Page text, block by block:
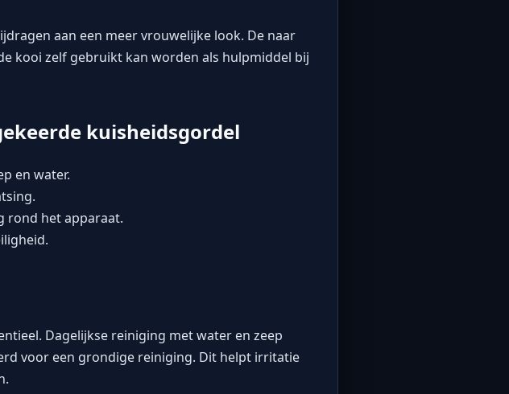
aan een meer vrouwelijke look. De naar
kooi zelf gebruikt kan worden als hulpmiddel bij
kuisheidsgordel
en water.
rond het apparaat.
Dagelijkse reiniging met water en zeep
voor een grondige reiniging. Dit helpt irritatie